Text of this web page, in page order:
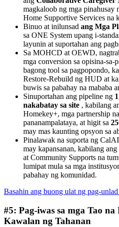
magkaloob ng mga pinahusay
Home Supportive Services na
Binuo at inilunsad ang Mga
sa ONE System upang i-
layunin at suportahan ang
Sa MOHCD at OEWD,
mga conversion sa opisina-sa-
bagong tool sa pagpopondo,
Restore-Rebuild ng HUD at
buwis sa pabahay na mababa
Sinuportahan ang pipeline ng
nakabatay sa site , kabilang
Homekey+, mga partnership
pananampalataya, at higit sa
may mas kaunting opsyon sa
Pinalawak na suporta ng
may kapansanan, kabilang
at Community Supports na
lumipat mula sa mga
pabahay ng komunidad.
Basahin ang buong ulat ng pag-
#5: Pag-iwas sa mga Tao
Kawalan ng Tahanan